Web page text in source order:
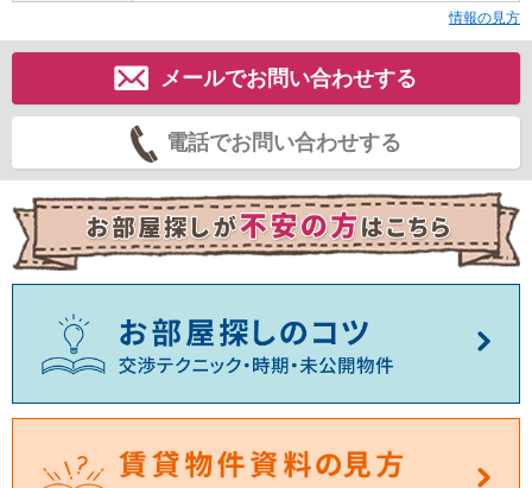
情報の見方
メールでお問い合わせする
電話でお問い合わせする